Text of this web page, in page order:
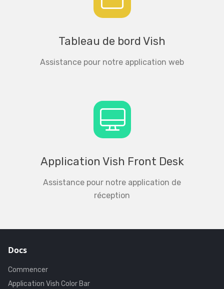
Tableau de bord Vish
Assistance pour notre application web
Application Vish Front Desk
Assistance pour notre application de
réception
Docs
Commencer
Application Vish Color Bar